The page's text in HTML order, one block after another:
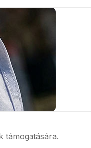
támogatására.